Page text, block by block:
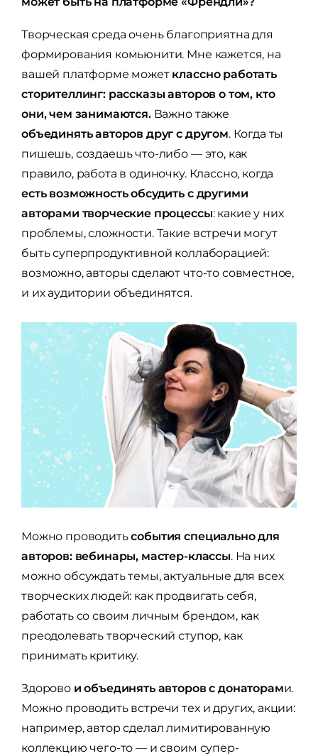
Творческая среда очень благоприятна для
формирования комьюнити. Мне кажется, на
вашей платформе может классно работать
сторителлинг: рассказы авторов о том, кто
они, чем занимаются.Важно также
объединять авторов друг с другом. Когда ты
пишешь, создаешь что-либо — это, как
правило, работа в одиночку. Классно, когда
есть возможность обсудить с другими
авторами творческие процессы: какие у них
проблемы, сложности. Такие встречи могут
быть суперпродуктивной коллаборацией:
возможно, авторы сделают что-то совместное,
и их аудитории объединятся.
Можно проводитьсобытия специально для
авторов: вебинары, мастер-классы. На них
можно обсуждать темы, актуальные для всех
творческих людей: как продвигать себя,
работать со своим личным брендом, как
преодолевать творческий ступор, как
принимать критику.
Здорово и объединять авторов с донаторами.
Можно проводить встречи тех и других, акции:
например, автор сделал лимитированную
коллекцию чего-то — и своим супер-